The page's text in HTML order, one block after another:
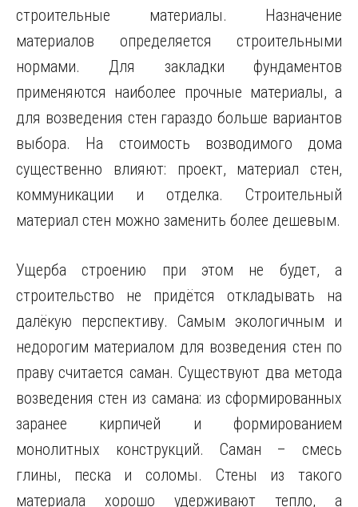
строительные материалы. Назначение
материалов определяется строительными
нормами. Для закладки фундаментов
применяются наиболее прочные материалы, а
для возведения стен гараздо больше вариантов
выбора. На стоимость возводимого дома
существенно влияют: проект, материал стен,
коммуникации и отделка. Строительный
материал стен можно заменить более дешевым.
Ущерба строению при этом не будет, а
строительство не придётся откладывать на
далёкую перспективу. Самым экологичным и
недорогим материалом для возведения стен по
праву считается саман. Существуют два метода
возведения стен из самана: из сформированных
заранее кирпичей и формированием
монолитных конструкций. Саман – смесь
глины, песка и соломы. Стены из такого
материала хорошо удерживают тепло, а